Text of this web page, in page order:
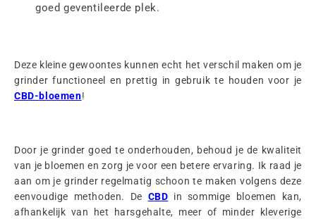
goed geventileerde plek.
Deze kleine gewoontes kunnen echt het verschil maken om je
grinder functioneel en prettig in gebruik te houden voor je
CBD-bloemen!
Door je grinder goed te onderhouden, behoud je de kwaliteit
van je bloemen en zorg je voor een betere ervaring. Ik raad je
aan om je grinder regelmatig schoon te maken volgens deze
eenvoudige methoden. De CBD in sommige bloemen kan,
afhankelijk van het harsgehalte, meer of minder kleverige